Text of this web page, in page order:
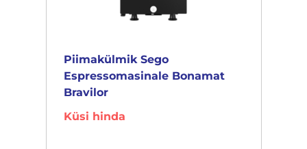
Piimakülmik Sego
Espressomasinale Bonamat
Bravilor
Küsi hinda